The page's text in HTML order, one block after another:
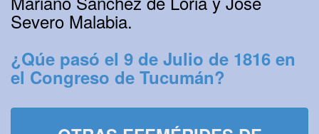
Severo Malabia.
¿Qúe pasó el 9 de Julio de 1816 en
el Congreso de Tucumán?